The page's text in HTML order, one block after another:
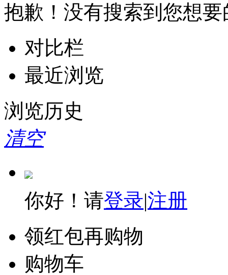
抱歉！没有搜索到您想
对比栏
最近浏览
浏览历史
清空
你好！请登录|注册
领红包再购物
购物车